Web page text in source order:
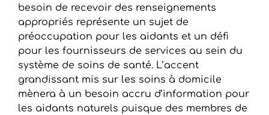
besoin de recevoir des renseignements
appropriés représente un sujet de
préoccupation pour les aidants et un défi
pour les fournisseurs de services au sein du
système de soins de santé. L’accent
grandissant mis sur les soins à domicile
mènera à un besoin accru d’information pour
les aidants naturels puisque des membres de